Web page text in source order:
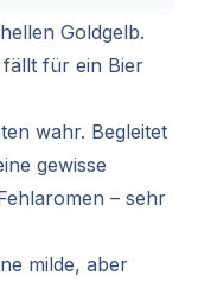
Goldgelb.
für ein Bier
wahr. Begleitet
gewisse
– sehr
milde, aber